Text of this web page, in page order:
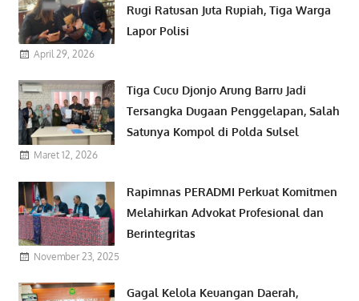
Rugi Ratusan Juta Rupiah, Tiga Warga
Lapor Polisi
April 29, 2026
Tiga Cucu Djonjo Arung Barru Jadi
Tersangka Dugaan Penggelapan, Salah
Satunya Kompol di Polda Sulsel
Maret 12, 2026
Rapimnas PERADMI Perkuat Komitmen
Melahirkan Advokat Profesional dan
Berintegritas
November 23, 2025
Gagal Kelola Keuangan Daerah,